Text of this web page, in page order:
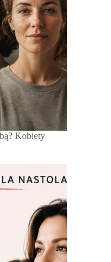
Kobiety